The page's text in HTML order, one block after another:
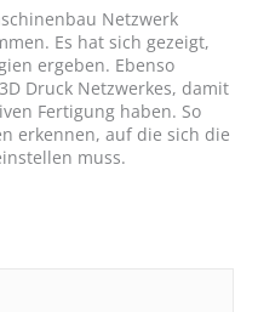
Netzwerk
Es hat sich gezeigt,
ergeben. Ebenso
Druck Netzwerkes, damit
Fertigung haben. So
erkennen, auf die sich die
muss.